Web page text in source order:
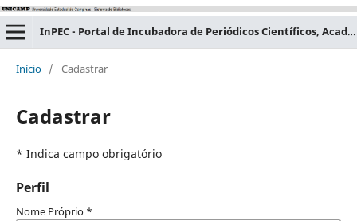
InPEC - Portal de Incubadora de Periódicos Científicos, Acadêmicos e Educacionais
Início / Cadastrar
Cadastrar
* Indica campo obrigatório
Perfil
Nome Próprio *